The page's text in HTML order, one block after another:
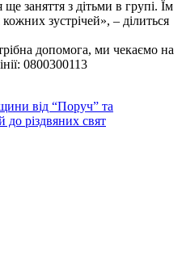
заняття з дітьми в групі. Їм
кожних зустрічей», – ділиться
допомога, ми чекаємо на
0800300113
від “Поруч” та
до різдвяних свят